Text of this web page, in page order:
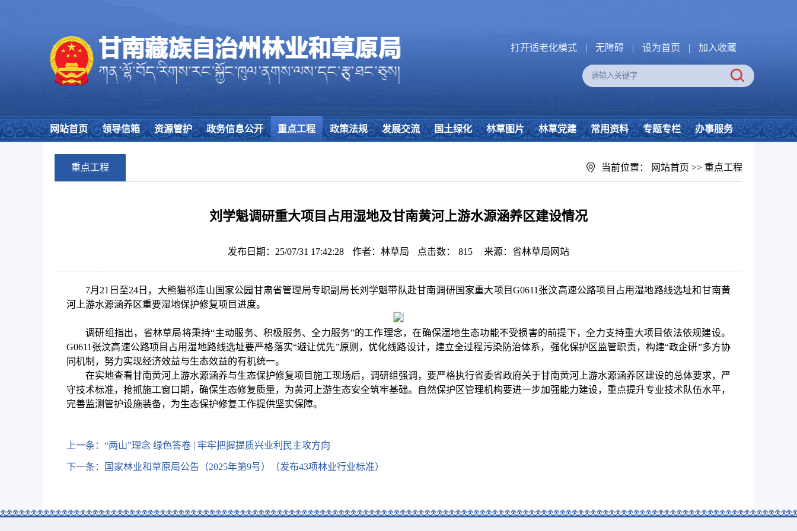
打开适老化模式 | 无障碍 | 设为首页 | 加入收藏
网站首页 领导信箱 资源管护 政务信息公开 重点工程 政策法规 发展交流 国土绿化 林草图片 林草党建 常用资料 专题专栏 办事服务
重点工程 当前位置： 网站首页 >> 重点工程
刘学魁调研重大项目占用湿地及甘南黄河上游水源涵养区建设情况
发布日期：25/07/31 17:42:28 作者：林草局 点击数： 815 来源：省林草局网站
7月21日至24日，大熊猫祁连山国家公园甘肃省管理局专职副局长刘学魁带队赴甘南调研国家重大项目G0611张汶高速公路项目占用湿地路线选址和甘南黄
河上游水源涵养区重要湿地保护修复项目进度。
调研组指出，省林草局将秉持“主动服务、积极服务、全力服务”的工作理念，在确保湿地生态功能不受损害的前提下，全力支持重大项目依法依规建设。
G0611张汶高速公路项目占用湿地路线选址要严格落实“避让优先”原则，优化线路设计，建立全过程污染防治体系，强化保护区监管职责，构建“政企研”多方协
同机制，努力实现经济效益与生态效益的有机统一。
在实地查看甘南黄河上游水源涵养与生态保护修复项目施工现场后，调研组强调，要严格执行省委省政府关于甘南黄河上游水源涵养区建设的总体要求，严
守技术标准，抢抓施工窗口期，确保生态修复质量，为黄河上游生态安全筑牢基础。自然保护区管理机构要进一步加强能力建设，重点提升专业技术队伍水平，
完善监测管护设施装备，为生态保护修复工作提供坚实保障。
上一条： “两山”理念 绿色答卷 | 牢牢把握提质兴业利民主攻方向
下一条： 国家林业和草原局公告（2025年第9号）（发布43项林业行业标准）